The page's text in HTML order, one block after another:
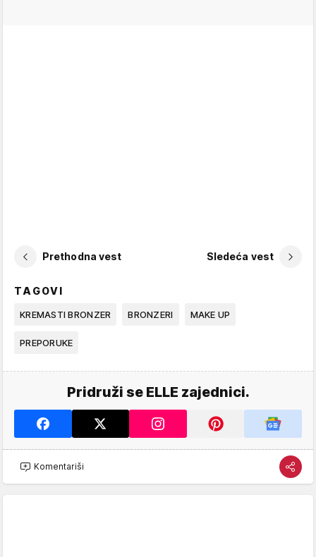
Prethodna vest Sledeća vest
TAGOVI
KREMASTI BRONZER BRONZERI MAKE UP
PREPORUKE
Pridruži se ELLE zajednici.
Komentariši